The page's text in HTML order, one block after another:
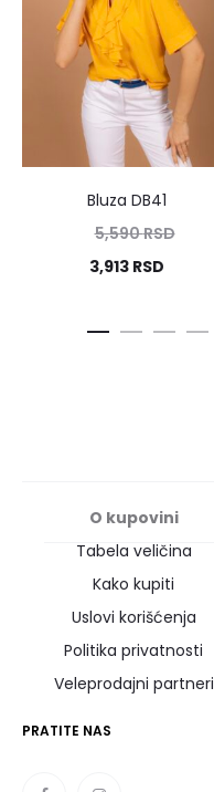
Bluza DB41
5,590RSD
3,913 RSD
O kupovini
Tabela veličina
Kako kupiti
Uslovi korišćenja
Politika privatnosti
Veleprodajni partneri
PRATITE NAS